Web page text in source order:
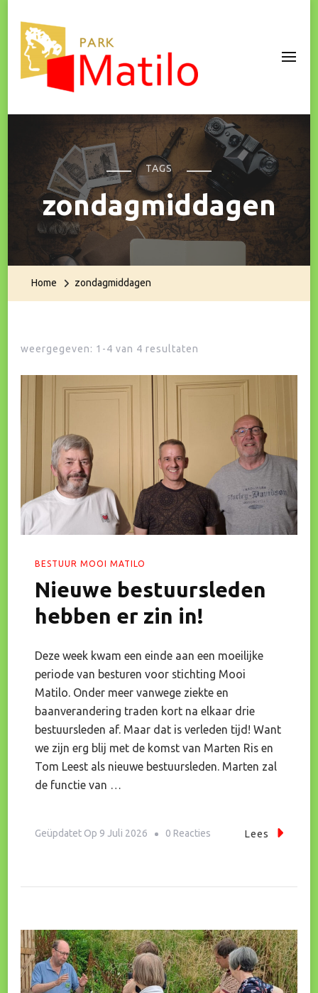
Park Matilo
TAGS
zondagmiddagen
Home zondagmiddagen
weergegeven: 1-4 van 4 resultaten
BESTUUR MOOI MATILO
Nieuwe bestuursleden
hebben er zin in!
Deze week kwam een einde aan een moeilijke
periode van besturen voor stichting Mooi
Matilo. Onder meer vanwege ziekte en
baanverandering traden kort na elkaar drie
bestuursleden af. Maar dat is verleden tijd! Want
we zijn erg blij met de komst van Marten Ris en
Tom Leest als nieuwe bestuursleden. Marten zal
de functie van …
Geüpdatet Op 9 Juli 2026 0 Reacties
Zin
In!
Lees